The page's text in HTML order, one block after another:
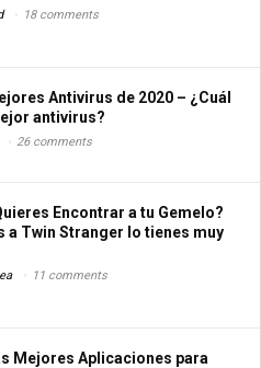
18 comments
Antivirus de 2020 – ¿Cuál
antivirus?
26 comments
Encontrar a tu Gemelo?
a Twin Stranger lo tienes muy
11 comments
Mejores Aplicaciones para